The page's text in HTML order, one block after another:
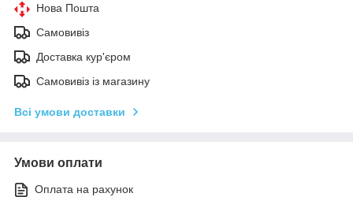
Нова Пошта
Самовивіз
Доставка кур'єром
Самовивіз із магазину
Всі умови доставки
Умови оплати
Оплата на рахунок